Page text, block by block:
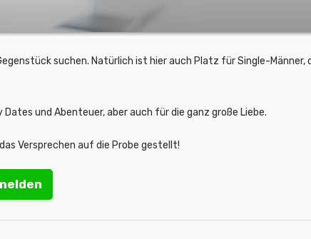
suchen. Natürlich ist hier auch Platz für Single-Männer,
und Abenteuer, aber auch für die ganz große Liebe.
Versprechen auf die Probe gestellt!